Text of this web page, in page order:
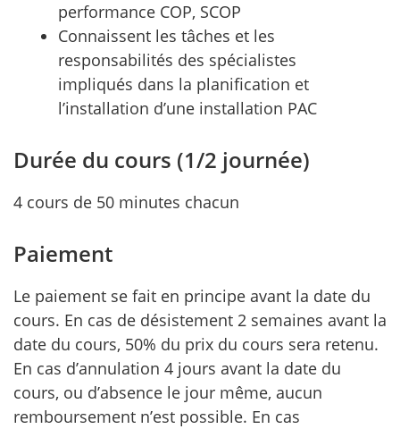
performance COP, SCOP
Connaissent les tâches et les
responsabilités des spécialistes
impliqués dans la planification et
l’installation d’une installation PAC
Durée du cours (1/2 journée)
4 cours de 50 minutes chacun
Paiement
Le paiement se fait en principe avant la date du
cours. En cas de désistement 2 semaines avant la
date du cours, 50% du prix du cours sera retenu.
En cas d’annulation 4 jours avant la date du
cours, ou d’absence le jour même, aucun
remboursement n’est possible. En cas